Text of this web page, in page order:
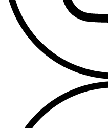
medidas especificadas